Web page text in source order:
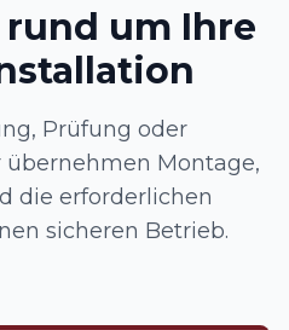
um Ihre
Prüfung oder
Montage,
die erforderlichen
sicheren Betrieb.